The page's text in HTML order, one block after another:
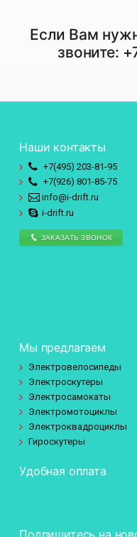
Если Вам
звоните:
Наши контакты
+7(495) 203-81-95
+7(926) 801-85-75
info@i-drift.ru
i-drift.ru
ЗАКАЗАТЬ ЗВОНОК
Мы предлагаем
Электровелосипеды
Электроскутеры
Электросамокаты
Электромотоциклы
Электроквадроциклы
Гироскутеры
Удобная оплата
Подпишитесь на